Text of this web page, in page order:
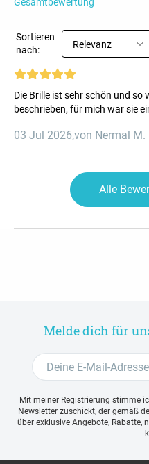
Sortieren
nach:
Relevanz
Die Brille ist sehr schön und so
beschrieben, für mich war sie
03 Jul 2026,von Nermal M.
Alle
Melde dich für
Mit meiner Registrierung stimme
Newsletter zuschickt, der gemäß
über exklusive Angebote, Rabatte,